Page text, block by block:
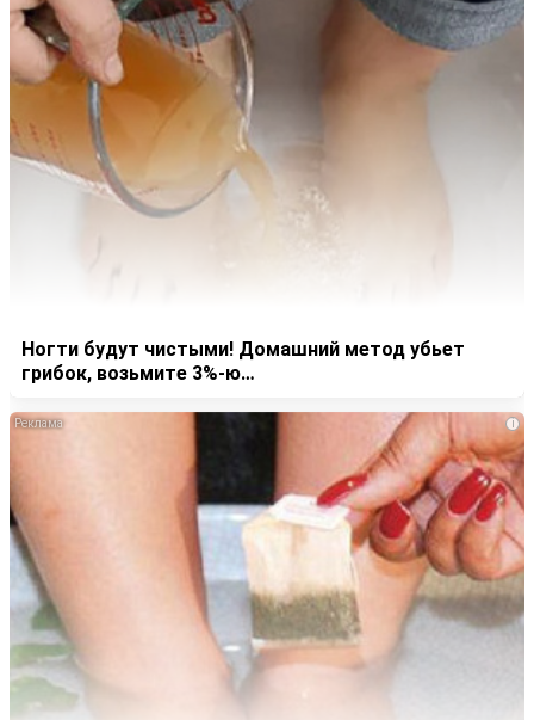
Ногти будут чистыми! Домашний метод убьет
грибок, возьмите 3%-ю…
i